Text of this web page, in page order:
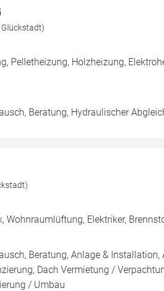
Glückstadt)
Pelletheizung, Holzheizung,
Beratung, Hydraulischer
Wohnraumlüftung, Elektriker,
Beratung, Anlage &
Dach Vermietung /
/ Umbau